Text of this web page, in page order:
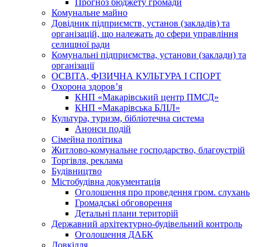
Прогноз бюджету громади
Комунальне майно
Довідник підприємств, установ (закладів) та
організацій, що належать до сфери управління
селищної ради
Комунальні підприємства, установи (заклади) та
організації
ОСВІТА, ФІЗИЧНА КУЛЬТУРА І СПОРТ
Охорона здоров’я
КНП «Макарівський центр ПМСД»
КНП «Макарівська БЛІЛ»
Культура, туризм, бібліотечна система
Анонси подій
Сімейна політика
Житлово-комунальне господарство, благоустрій
Торгівля, реклама
Будівництво
Містобудівна документація
Оголошення про проведення гром. слухань
Громадські обговорення
Детальні плани територій
Державний архітектурно-будівельний контроль
Оголошення ДАБК
Довкілля